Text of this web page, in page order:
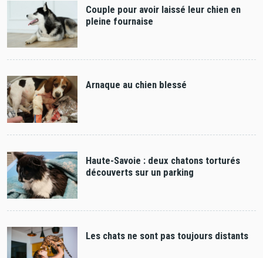
Couple pour avoir laissé leur chien en
pleine fournaise
Arnaque au chien blessé
Haute-Savoie : deux chatons torturés
découverts sur un parking
Les chats ne sont pas toujours distants